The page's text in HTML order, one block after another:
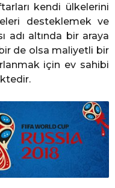
kendi ülkelerini
desteklemek ve
adı altında bir araya
de olsa maliyetli bir
için ev sahibi